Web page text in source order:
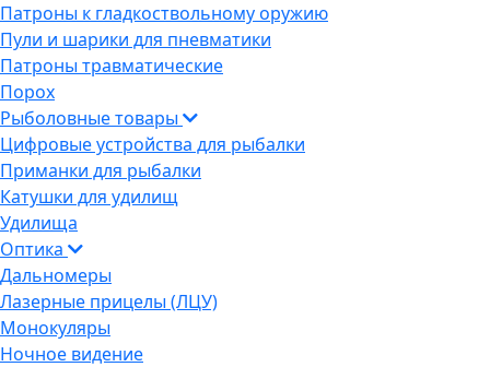
Патроны к гладкоствольному оружию
Пули и шарики для пневматики
Патроны травматические
Порох
Рыболовные товары
Цифровые устройства для рыбалки
Приманки для рыбалки
Катушки для удилищ
Удилища
Оптика
Дальномеры
Лазерные прицелы (ЛЦУ)
Монокуляры
Ночное видение